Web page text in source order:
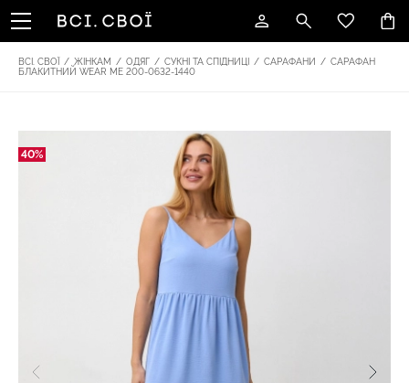
ВСІ. СВОЇ / ЖІНКАМ / ОДЯГ / СУКНІ ТА СПІДНИЦІ / САРАФАНИ / САРАФАН
БЛАКИТНИЙ WEAR ME 200-0632-1440
40%